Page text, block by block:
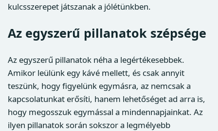
kulcsszerepet játszanak a jólétünkben.
Az egyszerű pillanatok szépsége
Az egyszerű pillanatok néha a legértékesebbek.
Amikor leülünk egy kávé mellett, és csak annyit
teszünk, hogy figyelünk egymásra, az nemcsak a
kapcsolatunkat erősíti, hanem lehetőséget ad arra is,
hogy megosszuk egymással a mindennapjainkat. Az
ilyen pillanatok során sokszor a legmélyebb